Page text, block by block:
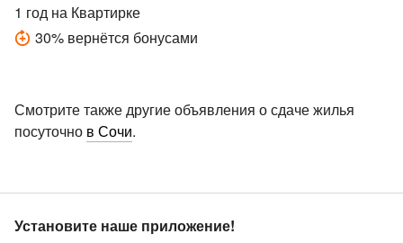
1 год на Квартирке
30% вернётся бонусами
Смотрите также другие объявления о сдаче жилья
посуточно в Сочи.
Установите наше приложение!